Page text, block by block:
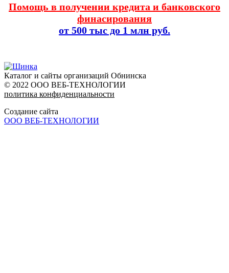
Помощь в получении кредита и банковского
финасирования
от 500 тыс до 1 млн руб.
Каталог и сайты организаций Обнинска
© 2022 ООО ВЕБ-ТЕХНОЛОГИИ
политика конфиденциальности
Создание сайта
ООО ВЕБ-ТЕХНОЛОГИИ